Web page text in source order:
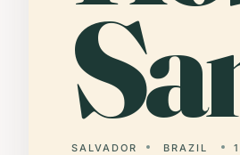
SALVADOR BRAZIL